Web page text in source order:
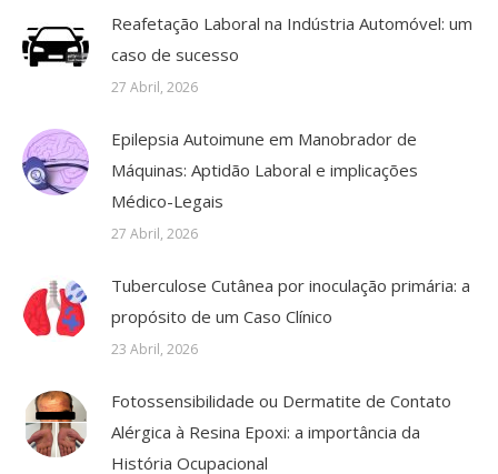
Reafetação Laboral na Indústria Automóvel: um
caso de sucesso
27 Abril, 2026
Epilepsia Autoimune em Manobrador de
Máquinas: Aptidão Laboral e implicações
Médico-Legais
27 Abril, 2026
Tuberculose Cutânea por inoculação primária: a
propósito de um Caso Clínico
23 Abril, 2026
Fotossensibilidade ou Dermatite de Contato
Alérgica à Resina Epoxi: a importância da
História Ocupacional